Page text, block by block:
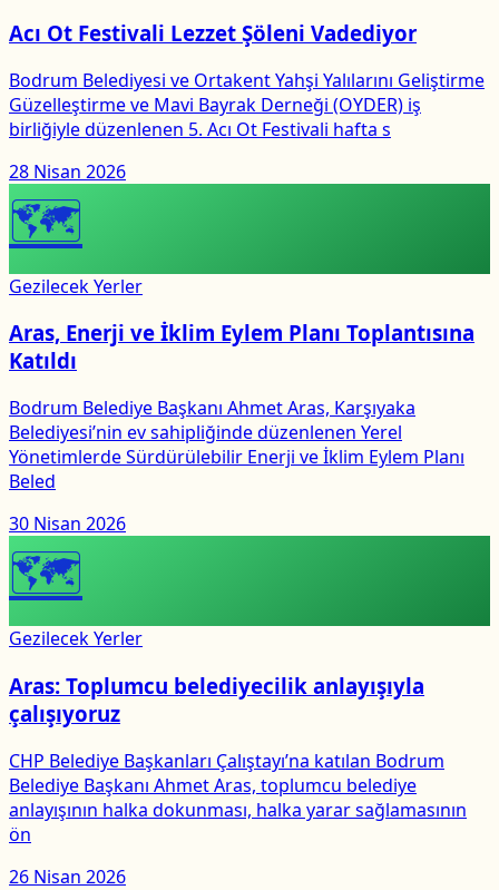
Acı Ot Festivali Lezzet Şöleni Vadediyor
Bodrum Belediyesi ve Ortakent Yahşi Yalılarını Geliştirme
Güzelleştirme ve Mavi Bayrak Derneği (OYDER) iş
birliğiyle düzenlenen 5. Acı Ot Festivali hafta s
28 Nisan 2026
🗺
Gezilecek Yerler
Aras, Enerji ve İklim Eylem Planı Toplantısına
Katıldı
Bodrum Belediye Başkanı Ahmet Aras, Karşıyaka
Belediyesi’nin ev sahipliğinde düzenlenen Yerel
Yönetimlerde Sürdürülebilir Enerji ve İklim Eylem Planı
Beled
30 Nisan 2026
🗺
Gezilecek Yerler
Aras: Toplumcu belediyecilik anlayışıyla
çalışıyoruz
CHP Belediye Başkanları Çalıştayı’na katılan Bodrum
Belediye Başkanı Ahmet Aras, toplumcu belediye
anlayışının halka dokunması, halka yarar sağlamasının
ön
26 Nisan 2026